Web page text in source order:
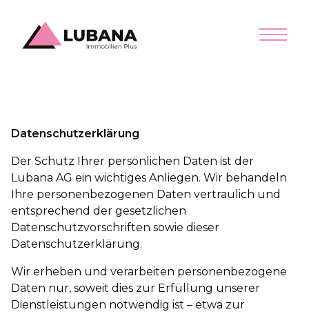
Datenschutzerklärung
Der Schutz Ihrer persönlichen Daten ist der
Lubana AG ein wichtiges Anliegen. Wir behandeln
Ihre personenbezogenen Daten vertraulich und
entsprechend der gesetzlichen
Datenschutzvorschriften sowie dieser
Datenschutzerklärung.
Wir erheben und verarbeiten personenbezogene
Daten nur, soweit dies zur Erfüllung unserer
Dienstleistungen notwendig ist – etwa zur